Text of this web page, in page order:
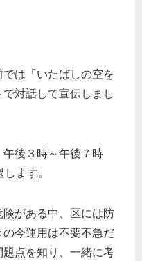
は「いたばしの空を
対話して宣伝しまし
後３時～午後７時
ます。
がある中、区には防
今運用は不要不急だ
点を知り、一緒に考